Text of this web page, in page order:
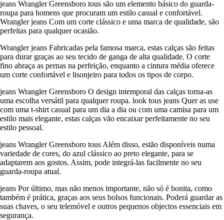
jeans Wrangler Greensboro tous são um elemento básico do guarda-
roupa para homens que procuram um estilo casual e confortável.
Wrangler jeans Com um corte clássico e uma marca de qualidade, são
perfeitas para qualquer ocasião.
Wrangler jeans Fabricadas pela famosa marca, estas calças são feitas
para durar graças ao seu tecido de ganga de alta qualidade. O corte
fino abraça as pernas na perfeição, enquanto a cintura média oferece
um corte confortável e lisonjeiro para todos os tipos de corpo.
jeans Wrangler Greensboro O design intemporal das calças torna-as
uma escolha versátil para qualquer roupa. look tous jeans Quer as use
com uma t-shirt casual para um dia a dia ou com uma camisa para um
estilo mais elegante, estas calças vão encaixar perfeitamente no seu
estilo pessoal.
jeans Wrangler Greensboro tous Além disso, estão disponíveis numa
variedade de cores, do azul clássico ao preto elegante, para se
adaptarem aos gostos. Assim, pode integrá-las facilmente no seu
guarda-roupa atual.
jeans Por último, mas não menos importante, não só é bonita, como
também é prática, graças aos seus bolsos funcionais. Poderá guardar as
suas chaves, o seu telemóvel e outros pequenos objectos essenciais em
segurança.